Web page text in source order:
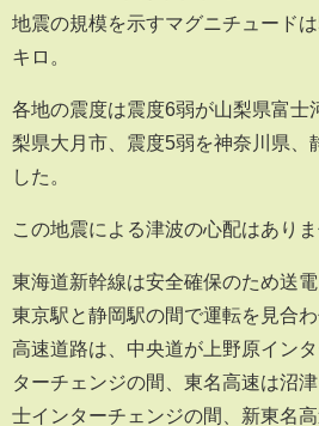
地震の規模を示すマグニチュード
キロ。
各地の震度は震度6弱が山梨県富士
梨県大月市、震度5弱を神奈川県、
した。
この地震による津波の心配はありま
東海道新幹線は安全確保のため送
東京駅と静岡駅の間で運転を見合わ
高速道路は、中央道が上野原イン
ターチェンジの間、東名高速は沼
士インターチェンジの間、新東名